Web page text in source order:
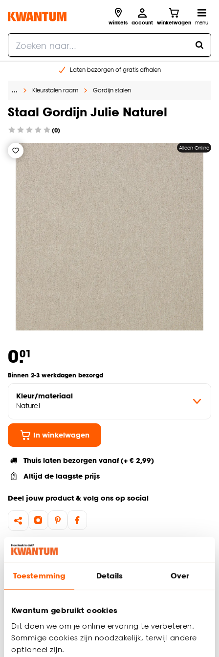
Toestemming Details Over
Kwantum gebruikt cookies
Dit doen we om je online ervaring te verbeteren.
Sommige cookies zijn noodzakelijk, terwijl andere
optioneel zijn.
winkels account winkelwagen menu
Laten bezorgen of gratis afhalen
Gratis raam advies en opmeten aan huis
… Kleurstalen raam Gordijn stalen
Staal Gordijn Julie Naturel
(0)
Alleen Online
0.01
Binnen 2-3 werkdagen bezorgd
Kleur/materiaal
Naturel
In winkelwagen
Thuis laten bezorgen vanaf (+ € 2,99)
Altijd de laagste prijs
Deel jouw product & volg ons op social
Hulp nodig? Wij regelen het voor je!
Wil je zeker weten dat deze gordijnstof bij de rest van jouw
en bekijk of vergelijk eenvoudig welke gordijnstof jouw
favoriet is. Zo ben je 100% zeker van de juiste keuze. De
kleurstalen worden binnen 2 à 3 werkdagen thuisbezorgd en